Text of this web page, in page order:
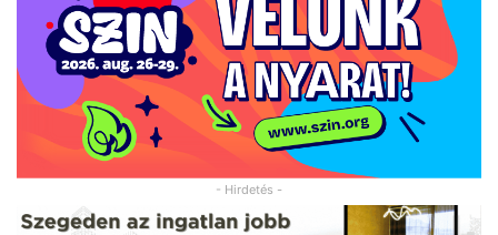
- Hirdetés -